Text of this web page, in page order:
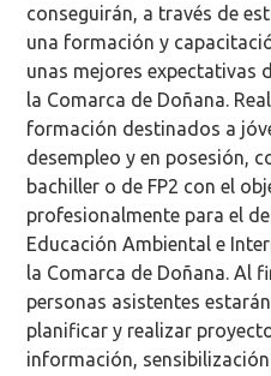
conseguirán, a través de
una formación y
unas mejores expectativas
la Comarca de Doñana.
formación destinados a
desempleo y en posesión,
bachiller o de FP2 con el
profesionalmente para el
Educación Ambiental e
la Comarca de Doñana. Al
personas asistentes
planificar y realizar
información,